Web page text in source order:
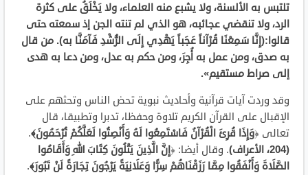
تلتبس به الألسنة، ولا يشبع منه العلماء، ولا يَخْلَقُ على كثرة
الرد، ولا تنقضي عجائبه، هو الذي لم تنته الجن إذ سمعته حتى
قالوا:(إِنَّا سَمِعْنَا قُرْآناً عَجَباً يَهْدِي إِلَى الرُّشْدِ فَآمَنَّا به). من قال
به صدق، ومن عمل به أُجِرَ، ومن حكم به عدل، ومن دعا به هدى
إلى صراط مستقيم».
وقد وردت آيات قرآنية وأحاديث نبوية تحض الناس وتحثهم على
الإقبال على القرآن الكريم تلاوة وحفظا، تدبرا وتطبيقا، قال
تعالى ﴿وَإِذَا قُرِئَ الْقُرْآنُ فَاسْتَمِعُوا لَهُ وَأَنْصِتُوا لَعَلَّكُمْ تُرْحَمُونَ﴾.
(204، الأعراف)
. وقال أيضا: ﴿إِنَّ الَّذِينَ يَتْلُونَ كِتَابَ اللهِ وَأَقَامُوا
الصَّلَاةَ وَأَنْفَقُوا مِمَّا رَزَقْنَاهُمْ سِرًّا وَعَلَانِيَةً يَرْجُونَ تِجَارَةً لَنْ تَبُورَ﴾.